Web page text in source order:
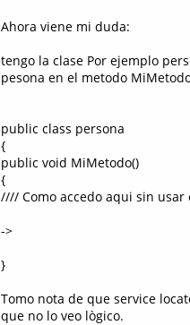
Ahora viene mi duda:
tengo la clase Por ejemplo
pesona en el metodo
public class persona
{
public void MiMetodo()
{
//// Como accedo aqui sin usar
->
}
Tomo nota de que service
que no lo veo lògico.